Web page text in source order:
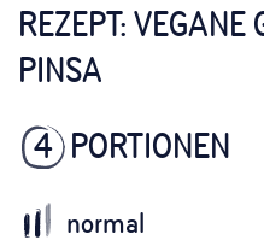
REZEPT:
PINSA
4 PORTIONEN